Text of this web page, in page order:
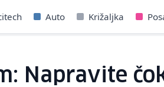
Auto Križaljka
Napravite